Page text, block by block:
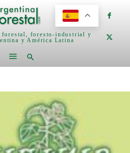
forestal, foresto-industrial y
y América Latina